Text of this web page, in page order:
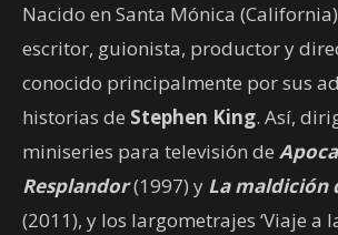
Nacido en Santa Mónica
escritor, guionista, productor y
conocido principalmente por sus
historias de Stephen King. Así,
miniseries para televisión de
Resplandor(1997) y La maldición
(2011), y los largometrajes ‘Viaje a